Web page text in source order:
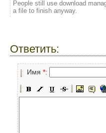
People still use download
a file to finish anyway.
Ответить:
Имя *: